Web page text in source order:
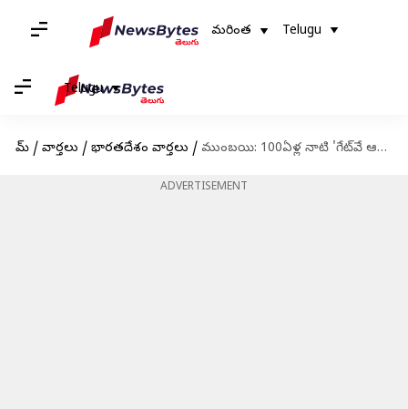
మరింత Telugu
Telugu
హోమ్ / వార్తలు / భారతదేశం వార్తలు / ముంబయి: 100ఏళ్ల నాటి 'గేట్‌వే ఆఫ్ ఇండియా'కు పగుళ్లు- పెచ్చులూడుతున్న స్మారక చిహ్నం
ADVERTISEMENT